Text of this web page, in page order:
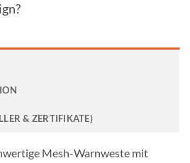
& ZERTIFIKATE)
Mesh-Warnweste mit